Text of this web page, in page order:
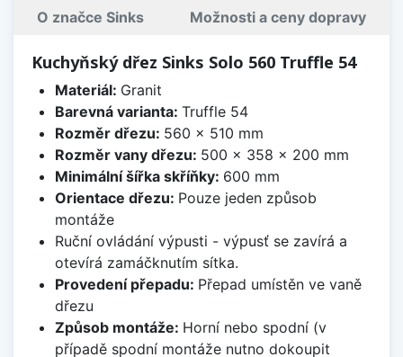
O značce Sinks Možnosti a ceny dopravy
Kuchyňský dřez Sinks Solo 560 Truffle 54
Materiál: Granit
Barevná varianta: Truffle 54
Rozměr dřezu: 560 x 510 mm
Rozměr vany dřezu: 500 x 358 x 200 mm
Minimální šířka skříňky: 600 mm
Orientace dřezu: Pouze jeden způsob
montáže
Ruční ovládání výpusti - výpusť se zavírá a
otevírá zamáčknutím sítka.
Provedení přepadu: Přepad umístěn ve vaně
dřezu
Způsob montáže: Horní nebo spodní (v
případě spodní montáže nutno dokoupit